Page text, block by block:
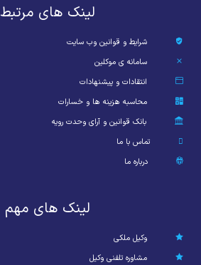
لینک های مرتبط
شرایط و قوانین وب سایت
سامانه ی موکلین
انتقادات و پیشنهادات
محاسبه هزینه ها و خسارات
بانک قوانین و آرای وحدت رویه
تماس با ما
درباره ما
لینک های مهم
وکیل ملکی
مشاوره تلفنی وکیل